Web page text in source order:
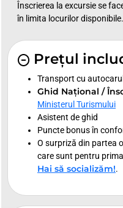
Înscrierea la excursie se
în limita locurilor disponibile.
Prețul
Transport cu
Ghid Național /
Ministerul Turismului
Asistent de ghid
Puncte bonus în
O surpriză din partea
care sunt pentru
Hai să socializăm!.